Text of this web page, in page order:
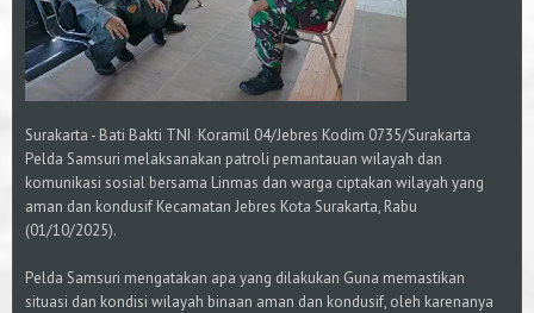
Surakarta - Bati Bakti TNI Koramil 04/Jebres Kodim 0735/Surakarta
Pelda Samsuri melaksanakan patroli pemantauan wilayah dan
komunikasi sosial bersama Linmas dan warga ciptakan wilayah yang
aman dan kondusif Kecamatan Jebres Kota Surakarta, Rabu
(01/10/2025).
Pelda Samsuri mengatakan apa yang dilakukan Guna memastikan
situasi dan kondisi wilayah binaan aman dan kondusif, oleh karenanya